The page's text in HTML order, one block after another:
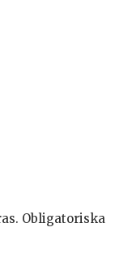
Obligatoriska